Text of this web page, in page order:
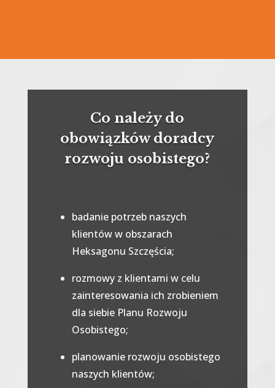
Co należy do
obowiązków doradcy
rozwoju osobistego?
badanie potrzeb naszych
klientów w obszarach
Heksagonu Szczęścia;
rozmowy z klientami w celu
zainteresowania ich zrobieniem
dla siebie Planu Rozwoju
Osobistego;
planowanie rozwoju osobistego
naszych klientów;